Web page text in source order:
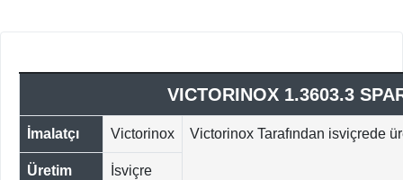
VICTORINOX 1.3603.3
İmalatçı Victorinox Victorinox Tarafından isviçrede
Üretim
İsviçre